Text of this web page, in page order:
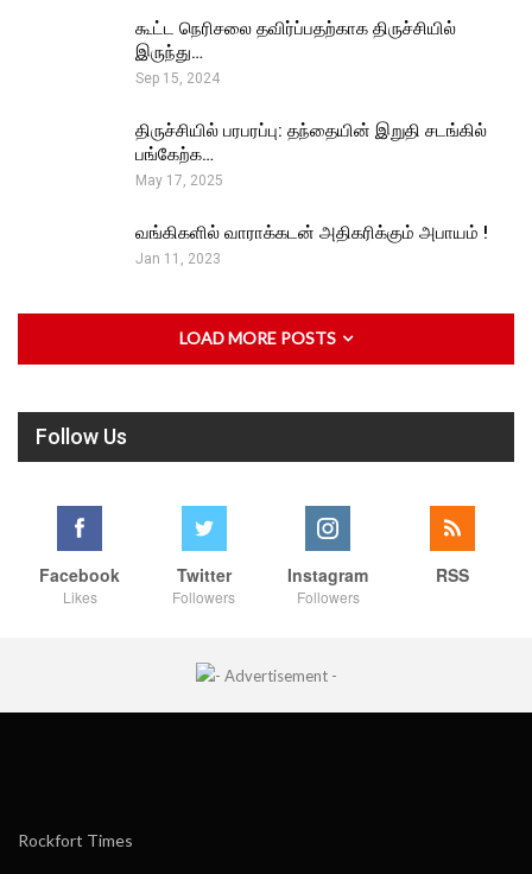
கூட்ட நெரிசலை தவிர்ப்பதற்காக திருச்சியில்
இருந்து…
Sep 15, 2024
திருச்சியில் பரபரப்பு: தந்தையின் இறுதி சடங்கில்
பங்கேற்க…
May 17, 2025
வங்கிகளில் வாராக்கடன் அதிகரிக்கும் அபாயம் !
Jan 11, 2023
LOAD MORE POSTS
Follow Us
Facebook
Likes
Twitter
Followers
Instagram
Followers
RSS
Rockfort Times